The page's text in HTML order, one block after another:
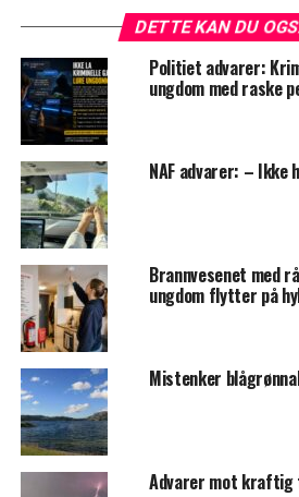
DETTE KAN DU
Politiet advarer:
ungdom med raske
NAF advarer: – Ikke
Brannvesenet med
ungdom flytter på
Mistenker
Advarer mot kraftig